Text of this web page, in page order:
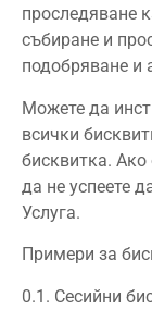
проследяване
събиране и
подобряване и
Можете да
всички
бисквитка.
да не успеете
Услуга.
Примери за
0.1. Сесийни